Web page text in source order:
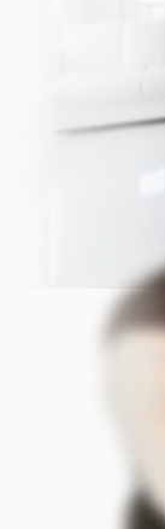
Опишите задачу
Прикрепить фото
точнее оценить